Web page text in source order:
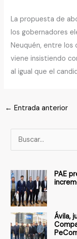
La propuesta de
los gobernadores
Neuquén, entre los
viene insistiendo
al igual que el
← Entrada anterior
u
c
a
r
o
PAE
Ávila,